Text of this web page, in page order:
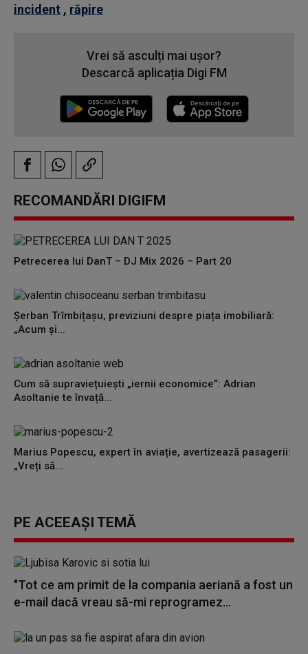
incident , răpire
Vrei să asculți mai ușor?
Descarcă aplicația Digi FM
RECOMANDĂRI DIGIFM
Petrecerea lui DanT – DJ Mix 2026 – Part 20
Șerban Trîmbițașu, previziuni despre piața imobiliară:
„Acum și...
Cum să supraviețuiești „iernii economice”: Adrian
Asoltanie te învață...
Marius Popescu, expert în aviație, avertizează pasagerii:
„Vreți să...
PE ACEEAȘI TEMĂ
"Tot ce am primit de la compania aeriană a fost un
e-mail dacă vreau să-mi reprogramez...